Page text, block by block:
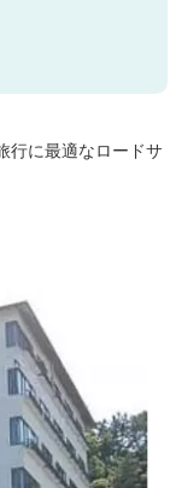
行に最適なロードサ